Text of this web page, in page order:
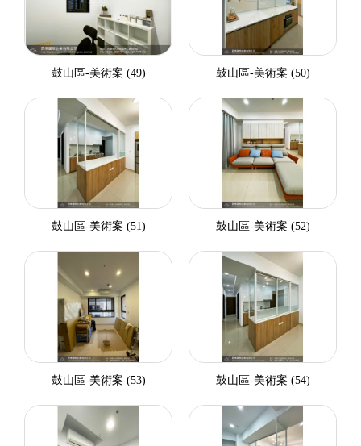
鼓山區-美術案 (49) 鼓山區-美術案 (50)
鼓山區-美術案 (51) 鼓山區-美術案 (52)
鼓山區-美術案 (53) 鼓山區-美術案 (54)